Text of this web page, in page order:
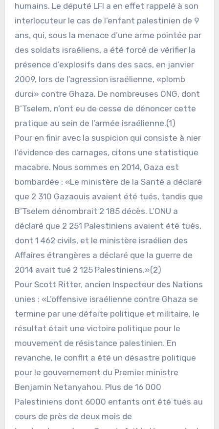
humains. Le député LFI a en effet rappelé à son
interlocuteur le cas de l’enfant palestinien de 9
ans, qui, sous la menace d’une arme pointée par
des soldats israéliens, a été forcé de vérifier la
présence d’explosifs dans des sacs, en janvier
2009, lors de l’agression israélienne, «plomb
durci» contre Ghaza. De nombreuses ONG, dont
B’Tselem, n’ont eu de cesse de dénoncer cette
pratique au sein de l’armée israélienne.(1)
Pour en finir avec la suspicion qui consiste à nier
l’évidence des carnages, citons une statistique
macabre. Nous sommes en 2014, Gaza est
bombardée : «Le ministère de la Santé a déclaré
que 2 310 Gazaouis avaient été tués, tandis que
B’Tselem dénombrait 2 185 décès. L’ONU a
déclaré que 2 251 Palestiniens avaient été tués,
dont 1 462 civils, et le ministère israélien des
Affaires étrangères a déclaré que la guerre de
2014 avait tué 2 125 Palestiniens.»(2)
Pour Scott Ritter, ancien Inspecteur des Nations
unies : «L’offensive israélienne contre Ghaza se
termine par une défaite politique et militaire, le
résultat était une victoire politique pour le
mouvement de résistance palestinien. En
revanche, le conflit a été un désastre politique
pour le gouvernement du Premier ministre
Benjamin Netanyahou. Plus de 16 000
Palestiniens dont 6000 enfants ont été tués au
cours de près de deux mois de